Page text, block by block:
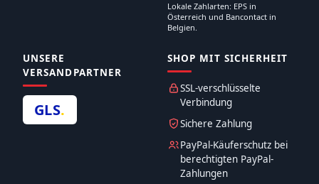
Lokale Zahlarten: EPS in
Österreich und Bancontact in
Belgien.
UNSERE
VERSANDPARTNER
GLS.
SHOP MIT SICHERHEIT
SSL-verschlüsselte
Verbindung
Sichere Zahlung
PayPal-Käuferschutz bei
berechtigten PayPal-
Zahlungen